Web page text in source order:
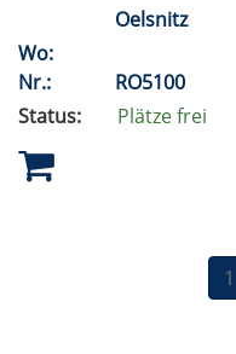
Oelsnitz
Wo:
Nr.:
RO5100
Status:
Plätze frei
1